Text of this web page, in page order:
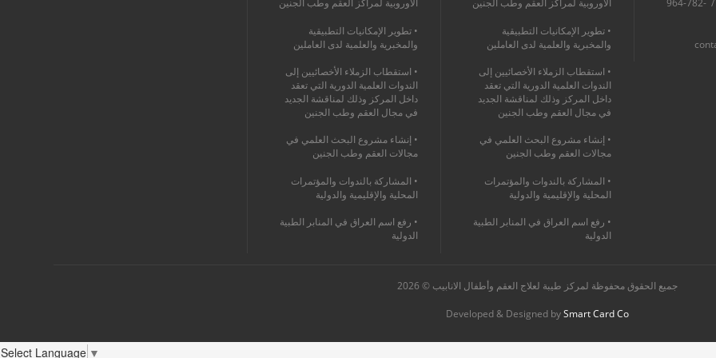
الأوروبية لمراكز العقم وطب الجنين
• تطوير الإمكانيات التطبيقية
والمخبرية والعلمية لدى العاملين
• استقطاب الزملاء الأخصائيين إلى
الندوات العلمية الدورية التي تعقد
داخل المركز وذلك لمناقشة الجديد
في مجال العقم وطب الجنين
• إنشاء مشروع البحث العلمي في
مجالات العقم وطب الجنين
• المشاركة بالندوات والمؤتمرات
المحلية والإقليمية والدولية
• رفع اسم العراق في المنابر الطبية
الدولية
الأوروبية لمراكز العقم وطب الجنين
• تطوير الإمكانيات التطبيقية
والمخبرية والعلمية لدى العاملين
• استقطاب الزملاء الأخصائيين إلى
الندوات العلمية الدورية التي تعقد
داخل المركز وذلك لمناقشة الجديد
في مجال العقم وطب الجنين
• إنشاء مشروع البحث العلمي في
مجالات العقم وطب الجنين
• المشاركة بالندوات والمؤتمرات
المحلية والإقليمية والدولية
• رفع اسم العراق في المنابر الطبية
الدولية
964-760-1368-475+ / 964-782-
جميع الحقوق محفوظة لمركز طيبة لعلاج العقم وأطفال الانابيب © 2026
Developed & Designed bySmart Card Co
Select Language ▼